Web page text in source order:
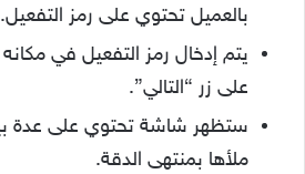
بالعميل تحتوي على رمز التفعيل.
يتم إدخال رمز التفعيل في
على زر “التالي”.
ستظهر شاشة تحتوي على عدة
ملأها بمنتهى الدقة.